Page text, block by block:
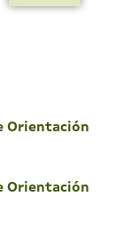
Orientación
Orientación